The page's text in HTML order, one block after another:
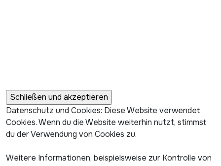
Datenschutz und Cookies: Diese Website verwendet
Cookies. Wenn du die Website weiterhin nutzt, stimmst
du der Verwendung von Cookies zu.
Weitere Informationen, beispielsweise zur Kontrolle von